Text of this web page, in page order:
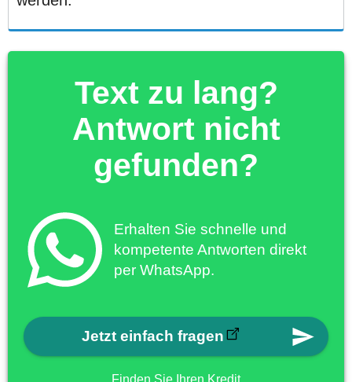
Text zu lang?
Antwort nicht
gefunden?
Erhalten Sie schnelle und
kompetente Antworten direkt
per WhatsApp.
Jetzt einfach fragen
Finden Sie Ihren Kredit